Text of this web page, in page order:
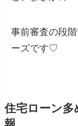
事前審査の段
ーズです♡
住宅ローン多